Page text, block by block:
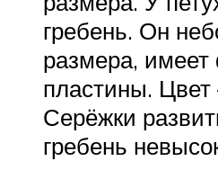
гребень. Он
размера,
пластины. Цвет
Серёжки
гребень